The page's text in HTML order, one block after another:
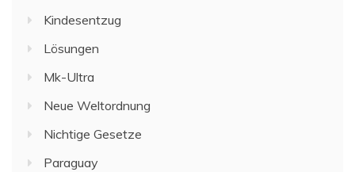
Kindesentzug
Lösungen
Mk-Ultra
Neue Weltordnung
Nichtige Gesetze
Paraguay